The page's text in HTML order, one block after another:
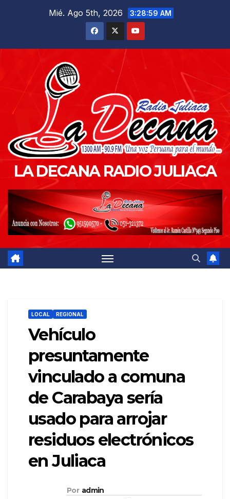
Mié. Ago 5th, 2026 3:29:01 AM
LA DECANA RADIO JULIACA
LOCAL REGIONAL
Vehículo
presuntamente
vinculado a comuna
de Carabaya sería
usado para arrojar
residuos electrónicos
en Juliaca
Por admin